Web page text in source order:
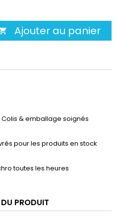
Ajouter au panier
• Colis & emballage soignés
pour les produits en stock
toutes les heures
PRODUIT